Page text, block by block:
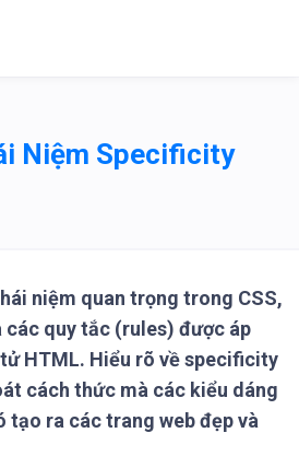
Niệm Specificity
niệm quan trọng trong CSS,
các quy tắc (rules) được áp
HTML. Hiểu rõ về specificity
cách thức mà các kiểu dáng
tạo ra các trang web đẹp và